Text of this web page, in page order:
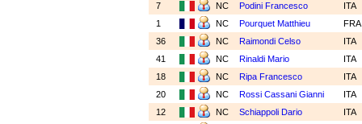
7
NC Podini Francesco
ITA
1
NC Pourquet Matthieu
36
NC Raimondi Celso
ITA
41
NC Rinaldi Mario
ITA
18
NC Ripa Francesco
ITA
20
NC Rossi Cassani Gianni
ITA
12
NC Schiappoli Dario
ITA